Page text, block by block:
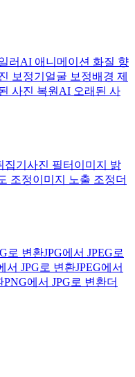
러 AI 애니메이션 화질 향
보정기 얼굴 보정배경 제
사진 복원 AI 오래된 사
기 사진 필터 이미지 밝
조정이미지 노출 조정더
로 변환JPG에서 JPEG로
서 JPG로 변환JPEG에서
PNG에서 JPG로 변환더